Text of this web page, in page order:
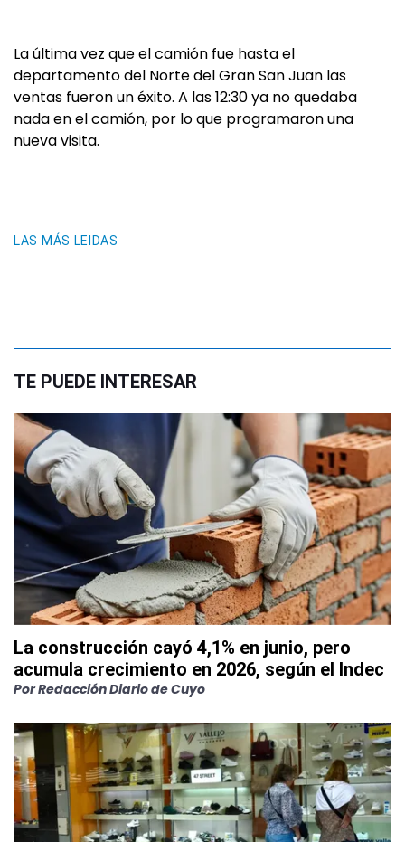
La última vez que el camión fue hasta el
departamento del Norte del Gran San Juan las
ventas fueron un éxito. A las 12:30 ya no quedaba
nada en el camión, por lo que programaron una
nueva visita.
LAS MÁS LEIDAS
TE PUEDE INTERESAR
La construcción cayó 4,1% en junio, pero
acumula crecimiento en 2026, según el Indec
PorRedacción Diario de Cuyo